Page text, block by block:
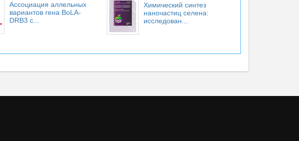
Ассоциация аллельных
вариантов гена BoLA-
DRB3 с...
Химический синтез
наночастиц селена:
исследован...